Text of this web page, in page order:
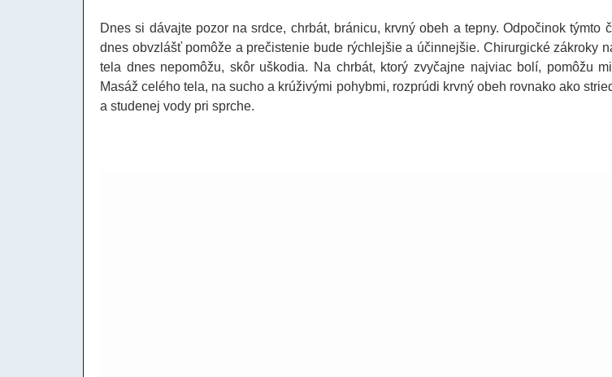
Dnes si dávajte pozor na srdce, chrbát, bránicu, krvný obeh a tepny. Odpočinok týmto
dnes obvzlášť pomôže a prečistenie bude rýchlejšie a účinnejšie. Chirurgické zákroky
tela dnes nepomôžu, skôr uškodia. Na chrbát, ktorý zvyčajne najviac bolí, pomôžu
Masáž celého tela, na sucho a krúživými pohybmi, rozprúdi krvný obeh rovnako ako
a studenej vody pri sprche.